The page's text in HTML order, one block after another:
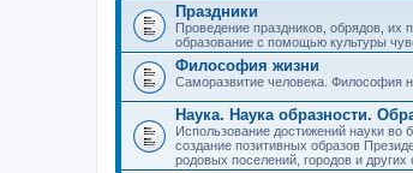
Праздники
Проведение праздников, обрядов, их
образование с помощью культуры
Философия жизни
Саморазвитие человека. Философия
Наука. Наука образности.
Использование достижений науки во
создание позитивных образов
родовых поселений, городов и других